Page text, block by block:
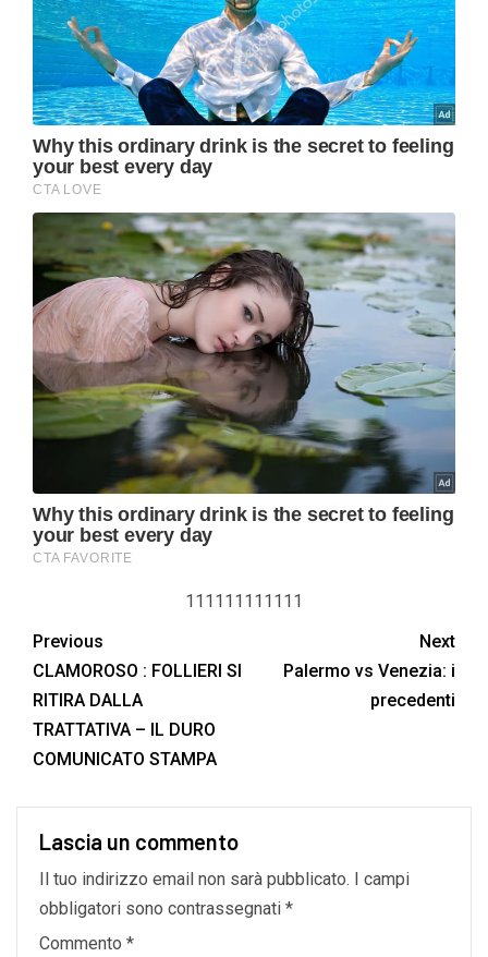
111111111111
Previous
CLAMOROSO : FOLLIERI SI
RITIRA DALLA
TRATTATIVA – IL DURO
COMUNICATO STAMPA
Next
Palermo vs Venezia: i
precedenti
Lascia un commento
Il tuo indirizzo email non sarà pubblicato.
I campi
obbligatori sono contrassegnati *
Commento *